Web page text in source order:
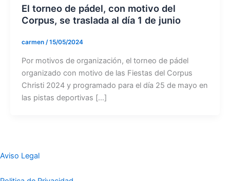
El torneo de pádel, con motivo del
Corpus, se traslada al día 1 de junio
carmen /15/05/2024
Por motivos de organización, el torneo de pádel
organizado con motivo de las Fiestas del Corpus
Christi 2024 y programado para el día 25 de mayo en
las pistas deportivas […]
Aviso Legal